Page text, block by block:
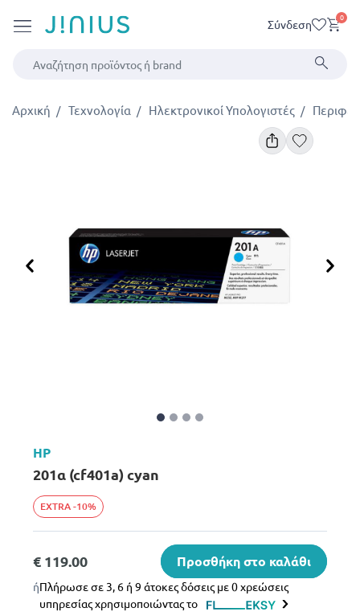
Σύνδεση 0
Αρχική Τεχνολογία Ηλεκτρονικοί Υπολογιστές
Προηγούμενο
HP
201α (cf401a) cyan
EXTRA -10%
€ 119.00 Προσθήκη στο καλάθι
ήΠλήρωσε σε 3, 6 ή 9 άτοκες δόσεις με 0 χρεώσεις
υπηρεσίας χρησιμοποιώντας το